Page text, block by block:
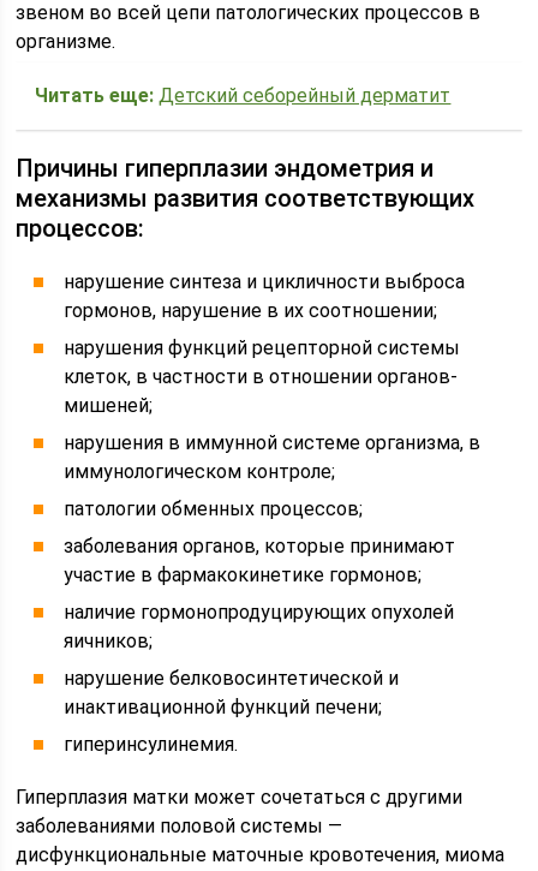
звеном во всей цепи патологических процессов в
организме.
Читать еще: Детский себорейный дерматит
Причины гиперплазии эндометрия и
механизмы развития соответствующих
процессов:
нарушение синтеза и цикличности выброса
гормонов, нарушение в их соотношении;
нарушения функций рецепторной системы
клеток, в частности в отношении органов-
мишеней;
нарушения в иммунной системе организма, в
иммунологическом контроле;
патологии обменных процессов;
заболевания органов, которые принимают
участие в фармакокинетике гормонов;
наличие гормонопродуцирующих опухолей
яичников;
нарушение белковосинтетической и
инактивационной функций печени;
гиперинсулинемия.
Гиперплазия матки может сочетаться с другими
заболеваниями половой системы —
дисфункциональные маточные кровотечения, миома